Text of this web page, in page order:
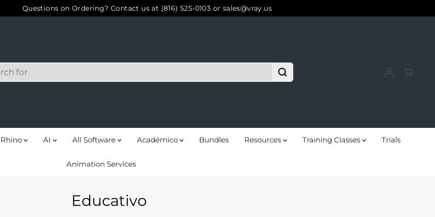
Questions on Ordering? Contact us at (816) 525-0103 or sales@vray.us
Rhino AI All Software Académico Bundles Resources Training Classes Trials
Animation Services
Educativo